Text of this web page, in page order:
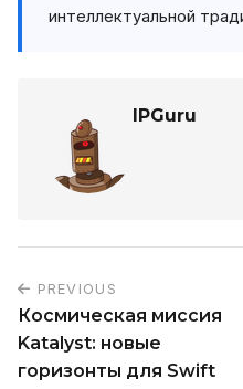
интеллектуальной
IPGuru
PREVIOUS
Космическая миссия
Katalyst: новые
горизонты для Swift